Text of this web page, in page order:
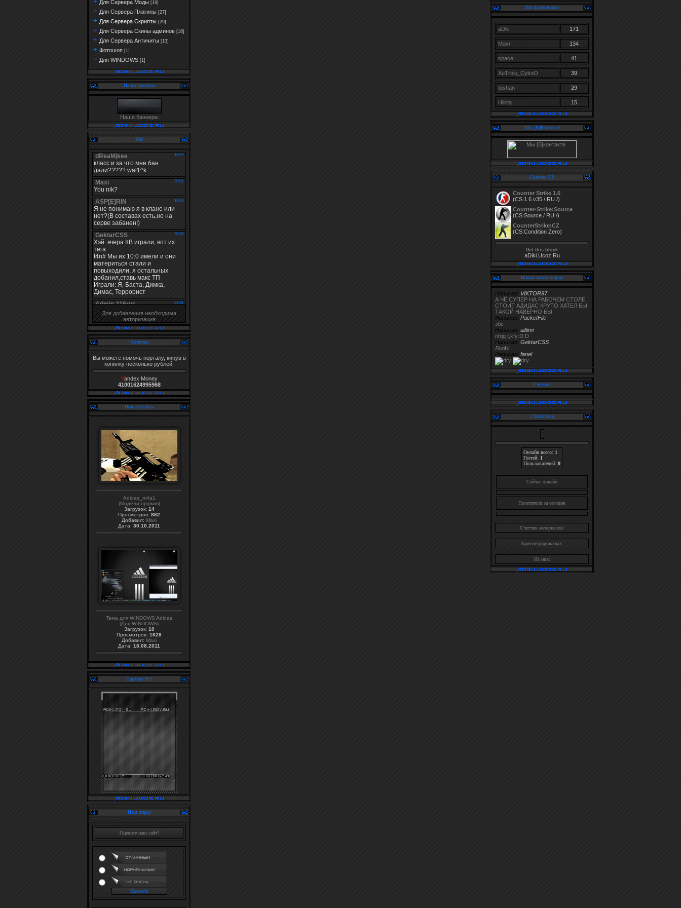
Для Сервера Моды [19]
Для Сервера Плагины [27]
Для Сервера Скрипты [29]
Для Сервера Скины админов [16]
Для Сервера Античиты [13]
Фотошоп [1]
Для WINDOWS [1]
Наши баннеры
Наши баннеры
Чат
Для добавления необходима
авторизация
Копилка
Вы можете помочь порталу, кинув в
копилку несколько рублей.
Yandex Money
41001624995968
Новые файлы
Adidas_m4a1
(Модели оружия)
Загрузок: 14
Просмотров: 882
Добавил: Maxi
Дата: 30.10.2011
Тема для WINDOWS Adidas
(Для WINDOWS)
Загрузок: 10
Просмотров: 1628
Добавил: Maxi
Дата: 18.08.2011
Партнер №1
Наш опрос
Оцените наш сайт?
Топ файловиков
aDik 171
Maxi 134
space 41
XuTrblu_CykoO 39
toshan 29
Hikita 15
Мы [В]Контакте
Скачать CS
Counter Strike 1.6
(CS:1.6 v35 / RU /)
Counter-Strike:Source
(CS:Source / RU /)
CounterStrike:CZ
(CS:Condition Zero)
Get this block
aDiki.Ucoz.Ru
Новые комментарии
Написал: VIKTOR97
А ЧЁ СУПЕР НА РАБОЧЕМ СТОЛЕ
СТОИТ АДИДАС КРУТО ХАТЕЛ БЫ
ТАКОЙ НАВЕРНО БЫ
Написал: PacketFile
збс
Написал: uiltimi
nfrjq t,kfy:D:D
Написал: GektarCSS
ЛолЫ
Написал: fanel
Счетчик
Статистика
Онлайн всего: 1
Гостей: 1
Пользователей: 0
Cейчас онлайн
Посетители за сегодня
Счетчик материалов:
Зарегистрированых:
Из них: